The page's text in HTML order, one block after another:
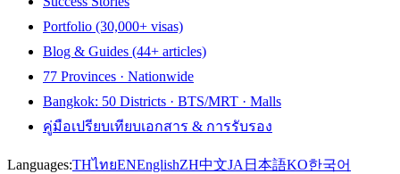
Portfolio (30,000+ visas)
Blog & Guides (44+ articles)
77 Provinces · Nationwide
Bangkok: 50 Districts · BTS/MRT · Malls
คู่มือเปรียบเทียบเอกสาร & การรับรอง
Languages:THไทยENEnglishZH中文JA 日本語KO한국어